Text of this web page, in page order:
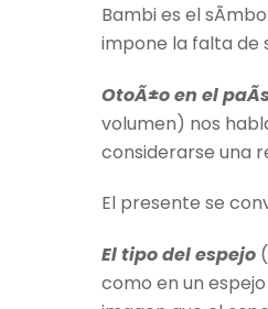
Bambi es el
impone la falta de
OtoÃ±o en el
volumen) nos
considerarse una
El presente se
El tipo del espejo
como en un